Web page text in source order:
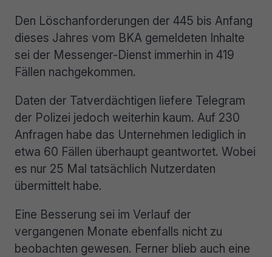
Den Löschanforderungen der 445 bis Anfang
dieses Jahres vom BKA gemeldeten Inhalte
sei der Messenger-Dienst immerhin in 419
Fällen nachgekommen.
Daten der Tatverdächtigen liefere Telegram
der Polizei jedoch weiterhin kaum. Auf 230
Anfragen habe das Unternehmen lediglich in
etwa 60 Fällen überhaupt geantwortet. Wobei
es nur 25 Mal tatsächlich Nutzerdaten
übermittelt habe.
Eine Besserung sei im Verlauf der
vergangenen Monate ebenfalls nicht zu
beobachten gewesen. Ferner blieb auch eine